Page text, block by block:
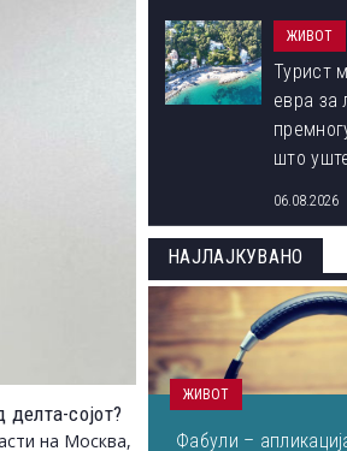
СВЕТ НА
ОВА СЕ
ФОТОГРАФИЈА ОД
сојот?
на Москва,
ЖИВОТ
Турист
евра за
што
06.08.2026
НАЈЛАЈКУВАНО
ЖИВОТ
Фабули –